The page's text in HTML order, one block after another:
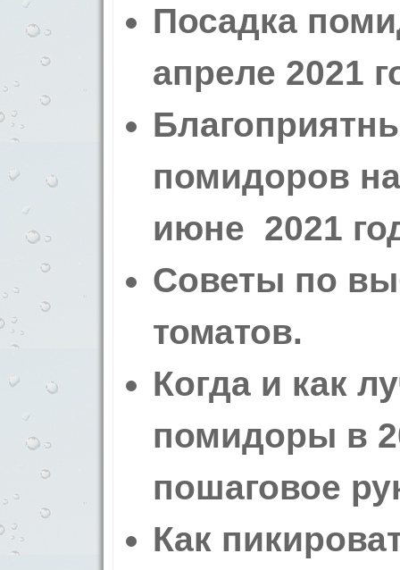
Посадка
апреле 2021
помидоров
июне 2021
Советы по
томатов.
Когда и как
помидоры в
пошаговое
Как